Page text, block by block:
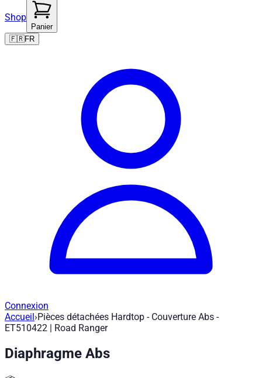
Shop
Panier
🇫🇷FR
Connexion
Pièces détachées Hardtop - Couverture
Réf. article:ET510422|Marque
Accueil›Pièces détachées Hardtop - Couverture Abs -
ET510422 | Road Ranger
Diaphragme Abs